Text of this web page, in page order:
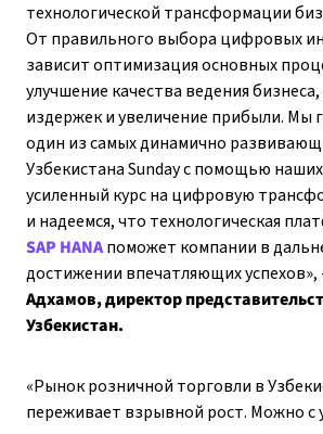
технологической трансформации
От правильного выбора цифровых
зависит оптимизация основных
улучшение качества ведения
издержек и увеличение прибыли. Мы
один из самых динамично
Узбекистана Sunday с помощью
усиленный курс на цифровую
и надеемся, что технологическая
SAP HANAпоможет компании в
достижении впечатляющих успехов»,
Адхамов, директор
Узбекистан.
«Рынок розничной торговли в
переживает взрывной рост. Можно с